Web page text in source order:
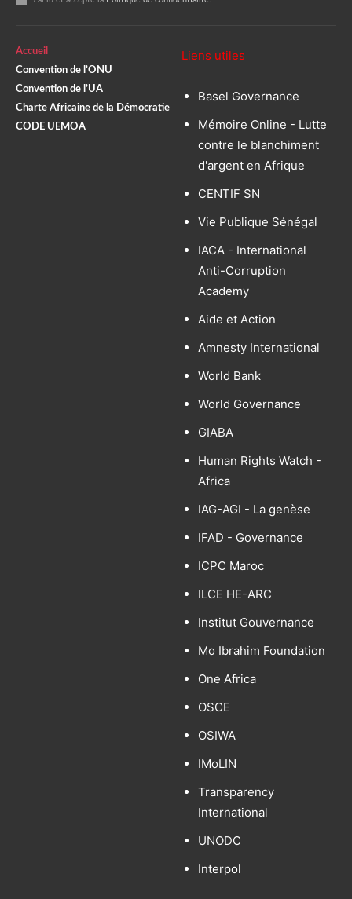
Accueil
Convention de l’ONU
Convention de l’UA
Charte Africaine de la Démocratie
CODE UEMOA
Liens utiles
Basel Governance
Mémoire Online - Lutte
contre le blanchiment
d'argent en Afrique
CENTIF SN
Vie Publique Sénégal
IACA - International
Anti-Corruption
Academy
Aide et Action
Amnesty International
World Bank
World Governance
GIABA
Human Rights Watch -
Africa
IAG-AGI - La genèse
IFAD - Governance
ICPC Maroc
ILCE HE-ARC
Institut Gouvernance
Mo Ibrahim Foundation
One Africa
OSCE
OSIWA
IMoLIN
Transparency
International
UNODC
Interpol